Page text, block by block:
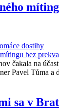
dostihy
čakala na
Pavel Tůma
sa v